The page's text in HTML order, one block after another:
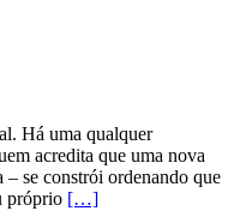
Há uma qualquer
acredita que uma nova
se constrói ordenando que
próprio […]